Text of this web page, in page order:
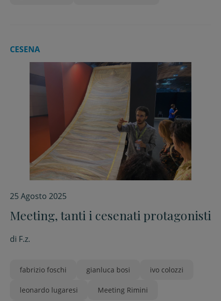
CESENA
25 Agosto 2025
Meeting, tanti i cesenati protagonisti
di F.z.
fabrizio foschi gianluca bosi ivo colozzi
leonardo lugaresi Meeting Rimini